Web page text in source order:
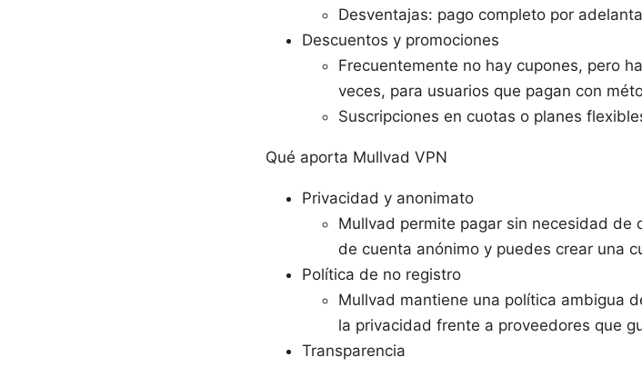
Desventajas: pago completo por
Descuentos y promociones
Frecuentemente no hay cupones, pero
veces, para usuarios que pagan con
Suscripciones en cuotas o planes
Qué aporta Mullvad VPN
Privacidad y anonimato
Mullvad permite pagar sin necesidad de
de cuenta anónimo y puedes crear una
Política de no registro
Mullvad mantiene una política ambigua
la privacidad frente a proveedores que
Transparencia